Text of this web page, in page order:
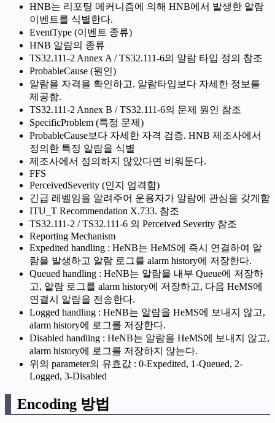
HNB는 리포팅 메커니즘에 의해 HNB에서 발생한 알람
이벤트를 식별한다.
EventType (이벤트 종류)
HNB 알람의 종류
TS32.111-2 Annex A / TS32.111-6의 알람 타입 정의 참조
ProbableCause (원인)
알람을 자격을 확인하고, 알람타입보다 자세한 정보를
제공함.
TS32.111-2 Annex B / TS32.111-6의 문제 원인 참조
SpecificProblem (특정 문제)
ProbableCause보다 자세한 자격 검증. HNB 제조사에서
정의한 특정 알람을 식별
제조사에서 정의하지 않았다면 비워둔다.
FFS
PerceivedSeverity (인지 엄격함)
긴급 레벨임을 알려주어 운용자가 알람에 관심을 갖게함
ITU_T Recommendation X.733. 참조
TS32.111-2 / TS32.111-6 의 Perceived Severity 참조
Reporting Mechanism
Expedited handling : HeNB는 HeMS에 즉시 연결하여 알
람을 발생하고 알람 로그를 alarm history에 저장한다.
Queued handling : HeNB는 알람을 내부 Queue에 저장하
고, 알람 로그를 alarm history에 저장하고, 다음 HeMS에
연결시 알람을 전송한다.
Logged handling : HeNB는 알람을 HeMS에 보내지 않고,
alarm history에 로그를 저장한다.
Disabled handling : HeNB는 알람을 HeMS에 보내지 않고,
alarm history에 로그를 저장하지 않는다.
위의 parameter의 유효값 : 0-Expedited, 1-Queued, 2-
Logged, 3-Disabled
Encoding 방법